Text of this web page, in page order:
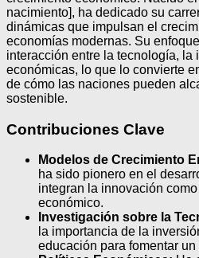
nacimiento], ha dedicado su
dinámicas que impulsan el
economías modernas. Su
interacción entre la tecnología,
económicas, lo que lo convierte
de cómo las naciones pueden
sostenible.
Contribuciones Clave
Modelos de Crecimiento
ha sido pionero en el
integran la innovación
económico.
Investigación sobre la
la importancia de la
educación para fomentar